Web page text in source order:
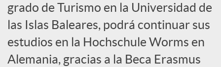
c
i
grado de Turismo en la Universidad de
las Islas Baleares, podrá continuar sus
estudios en la Hochschule Worms en
Alemania, gracias a la Beca Erasmus